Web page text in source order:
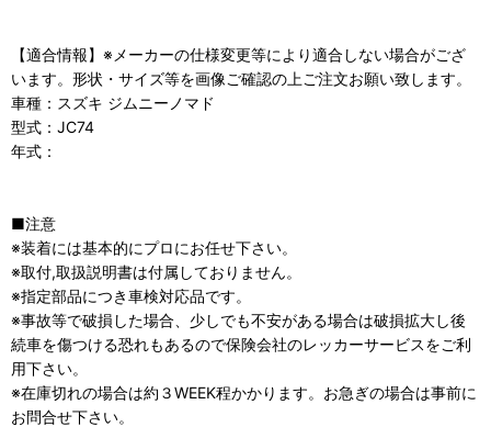
【適合情報】※メーカーの仕様変更等により適合しない場合がござ
います。形状・サイズ等を画像ご確認の上ご注文お願い致します。
車種：スズキ ジムニーノマド
型式：JC74
年式：
■注意
※装着には基本的にプロにお任せ下さい。
※取付,取扱説明書は付属しておりません。
※指定部品につき車検対応品です。
※事故等で破損した場合、少しでも不安がある場合は破損拡大し後
続車を傷つける恐れもあるので保険会社のレッカーサービスをご利
用下さい。
※在庫切れの場合は約３WEEK程かかります。お急ぎの場合は事前に
お問合せ下さい。